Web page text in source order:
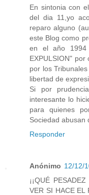
En sintonia con
del dia 11,yo
reparo alguno
este Blog como
en el año 1994
EXPULSION"
por los
libertad de
Si por
interesante lo
para quienes
Sociedad abusan
Responder
Anónimo 12/12/
¡¡QUÉ
VER SI HACE EL